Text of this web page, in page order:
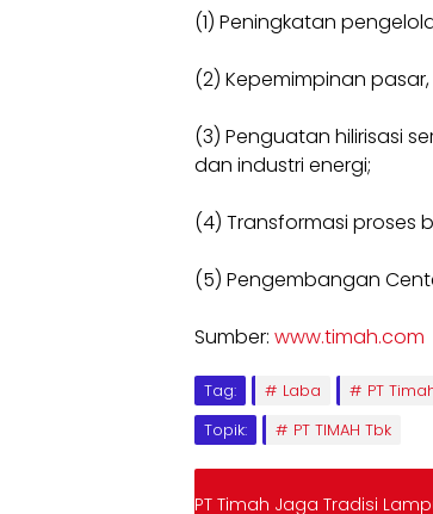
(1) Peningkatan
(2) Kepemimpinan
(3) Penguatan hilirisasi
dan industri energi;
(4) Transformasi proses
(5) Pengembangan
Sumber: www.timah.com
Tag: Laba
PT
Topik:
PT TIMAH Tbk
PT Timah Jaga Tradisi